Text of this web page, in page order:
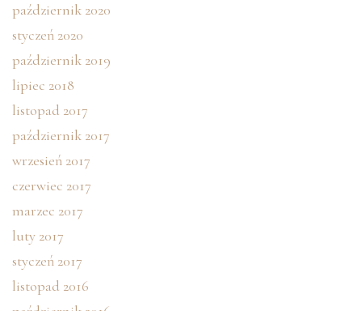
październik 2020
styczeń 2020
październik 2019
lipiec 2018
listopad 2017
październik 2017
wrzesień 2017
czerwiec 2017
marzec 2017
luty 2017
styczeń 2017
listopad 2016